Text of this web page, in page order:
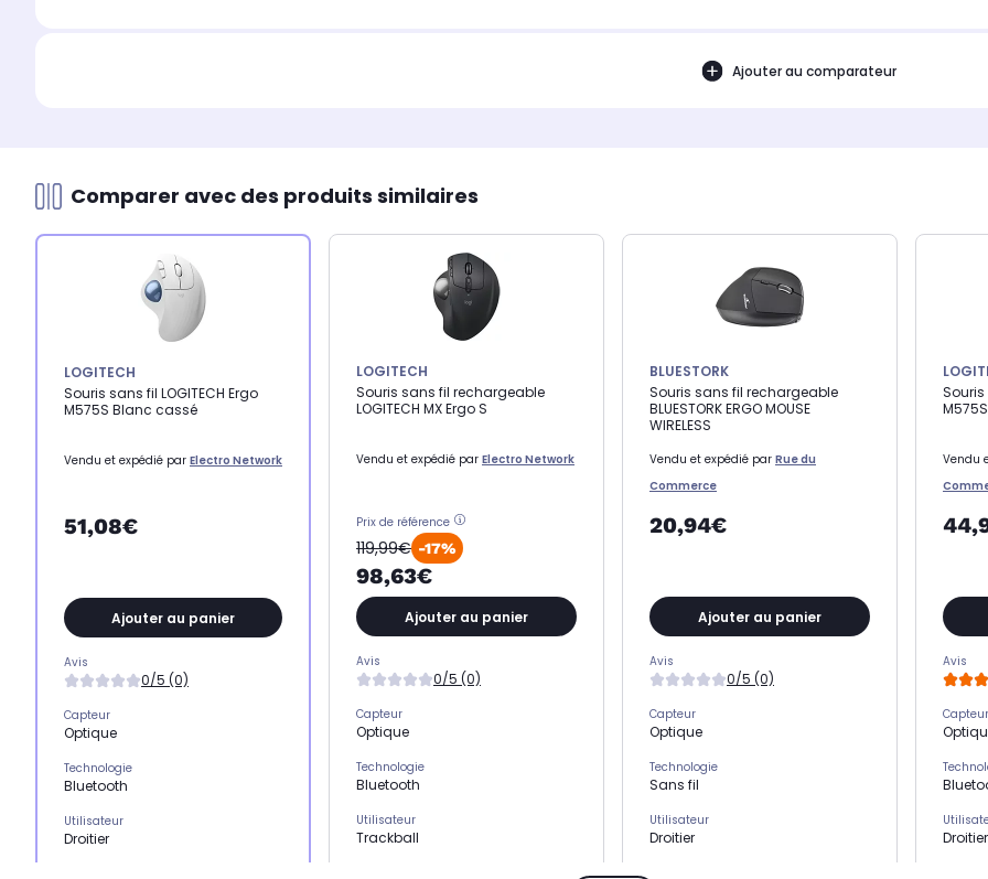
Ajouter au comparateur
Comparer avec des produits similaires
LOGITECH
Souris sans fil LOGITECH Ergo
M575S Blanc cassé
Vendu et expédié par Electro Network
51,08€
Ajouter au panier
Avis
0/5 (0)
Capteur
Optique
Technologie
Bluetooth
Utilisateur
Droitier
LOGITECH
Souris sans fil rechargeable
LOGITECH MX Ergo S
Vendu et expédié par Electro Network
Prix de référence
119,99€ -17%
98,63€
Ajouter au panier
Avis
0/5 (0)
Capteur
Optique
Technologie
Bluetooth
Utilisateur
Trackball
BLUESTORK
Souris sans fil rechargeable
BLUESTORK ERGO MOUSE
WIRELESS
Vendu et expédié par Rue du
Commerce
20,94€
Ajouter au panier
Avis
0/5 (0)
Capteur
Optique
Technologie
Sans fil
Utilisateur
Droitier
Souris
Vendu
Avis
Capteur
Droitier